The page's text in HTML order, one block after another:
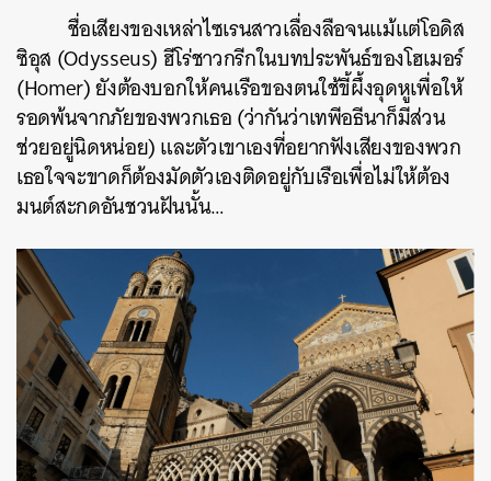
ชื่อเสียงของเหล่าไซเรนสาวเลื่องลือจนแม้แต่โอดิส
ซิอุส (Odysseus) ฮีโร่ชาวกรีกในบทประพันธ์ของโฮเมอร์
(Homer) ยังต้องบอกให้คนเรือของตนใช้ขี้ผึ้งอุดหูเพื่อให้
รอดพ้นจากภัยของพวกเธอ (ว่ากันว่าเทพีอธีนาก็มีส่วน
ช่วยอยู่นิดหน่อย) และตัวเขาเองที่อยากฟังเสียงของพวก
เธอใจจะขาดก็ต้องมัดตัวเองติดอยู่กับเรือเพื่อไม่ให้ต้อง
มนต์สะกดอันชวนฝันนั้น…